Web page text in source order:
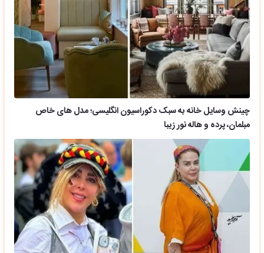
چینش وسایل خانه به سبک دکوراسیون انگلیسی؛ مدل های خاص
مبلمان، پرده و هاله نور زیبا